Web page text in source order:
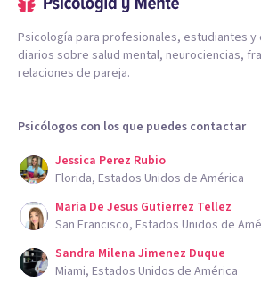
Psicología para profesionales, estudiantes y
diarios sobre salud mental, neurociencias,
relaciones de pareja.
Psicólogos con los que puedes contactar
Jessica Perez Rubio
Florida, Estados Unidos de América
Maria De Jesus Gutierrez Tellez
San Francisco, Estados Unidos de
Sandra Milena Jimenez Duque
Miami, Estados Unidos de América